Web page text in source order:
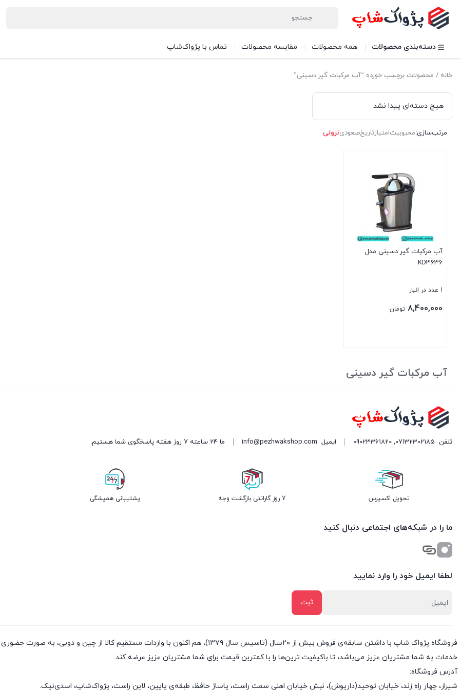
دسته‌بندی محصولات همه محصولات مقایسه محصولات تماس با پژواک‌شاپ
خانه / محصولات برچسب خورده “آب مرکبات گیر دسینی”
هیچ دسته‌ای پیدا نشد
مرتب‌سازی:محبوبیتامتیازتاریخصعودینزولی
آب مرکبات گیر دسینی مدل
KD3636
1 عدد در انبار
8,400,000 تومان
آب مرکبات گیر دسینی
تلفن 07132302185
,
09023361820 ایمیل info@pezhwakshop.com ما 24 ساعته 7 روز هفته پاسخگوی شما هستیم.
تحویل اکسپرس 7 روز گارانتی بازگشت وجه پشتیبانی همیشگی
ما را در شبکه‌های اجتماعی دنبال کنید
لطفا ایمیل خود را وارد نمایید
فروشگاه پژواک شاپ با داشتن سابقه‌ی فروش بیش از ۲۰سال (تاسیس سال ۱۳۷۹)، هم اکنون با واردات
خدمات به شما مشتریان عزیز می‌باشد، تا باکیفیت ترین‌ها را با کمتربن قیمت برای شما مشتریان عزیز عرضه کند.
آدرس فروشگاه:
شیراز، چهار راه زند، خیابان توحید(داریوش)، نبش خیابان اهلی سمت راست، پاساژ حافظ، طبقه‌ی پایین، لاین راست، پژواک‌شاپ، اسدی‌نیک.